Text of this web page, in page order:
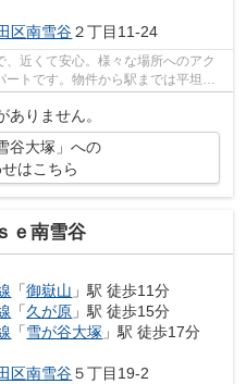
区南雪谷２丁目11-24
近くて安心。様々な場所へのアク
トです。物件から駅までは平坦な
分...
ありません。
谷大塚」への
はこちら
ｅ南雪谷
「御嶽山 」駅 徒歩11分
「久が原 」駅 徒歩15分
「雪が谷大塚 」駅 徒歩17分
区南雪谷５丁目19-2